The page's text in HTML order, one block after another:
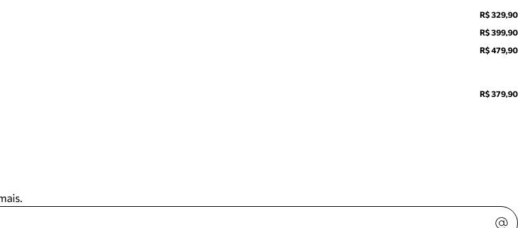
R$ 329,90
R$ 399,90
R$ 479,90
R$ 379,90